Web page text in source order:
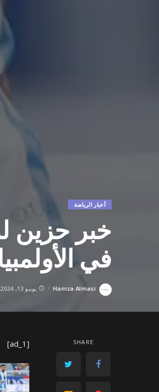
أخبار الرياضة
خبر حزين
في
Posted
Hamza Almasi يونيو 13, 2024
SHARE
[ad_1]